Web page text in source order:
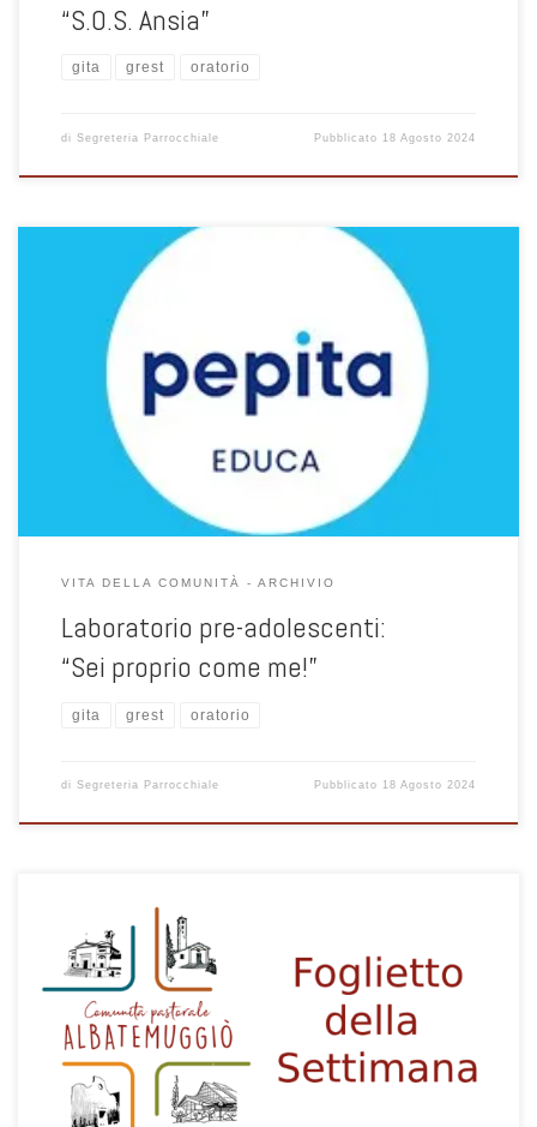
“S.O.S. Ansia”
gita grest oratorio
di Segreteria Parrocchiale Pubblicato 18 Agosto 2024
Riflettere attivamente insieme ai preadolescenti su cosa favorisce
atteggiamenti come l’indifferenza, l’individualismo e l’egoismo: se
non conosco l’altro non mi interessa, se non mi interessa non me
ne prendo cura. Il laboratorio vuole promuovere l’allenamento
all’empatia e al rispetto attraverso differenti linguaggi che
appartengono al mondo della narrazione e del teatro.
VITA DELLA COMUNITÀ - ARCHIVIO
Laboratorio pre-adolescenti:
“Sei proprio come me!”
gita grest oratorio
di Segreteria Parrocchiale Pubblicato 18 Agosto 2024